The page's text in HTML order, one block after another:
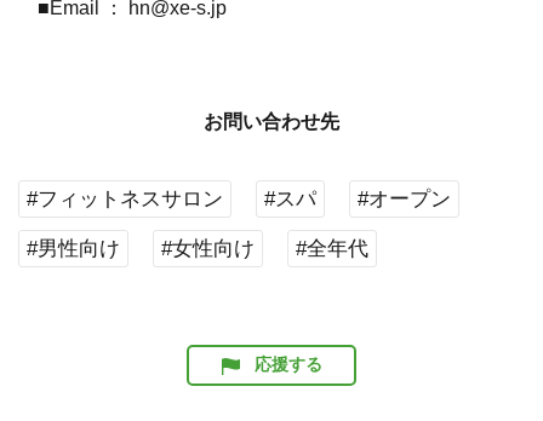
■Email ： hn@xe-s.jp
お問い合わせ先
#フィットネスサロン #スパ #オープン
#男性向け #女性向け #全年代
応援する